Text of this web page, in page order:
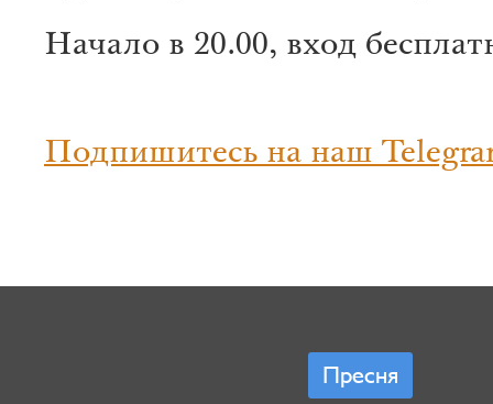
Начало в 20.00, вход
Подпишитесь на наш
Пресня